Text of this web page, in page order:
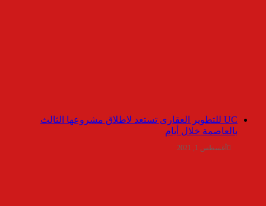
UC للتطوير العقارى تستعد لاطلاق مشروعها الثالث
بالعاصمة خلال أيام
أغسطس 1, 2021